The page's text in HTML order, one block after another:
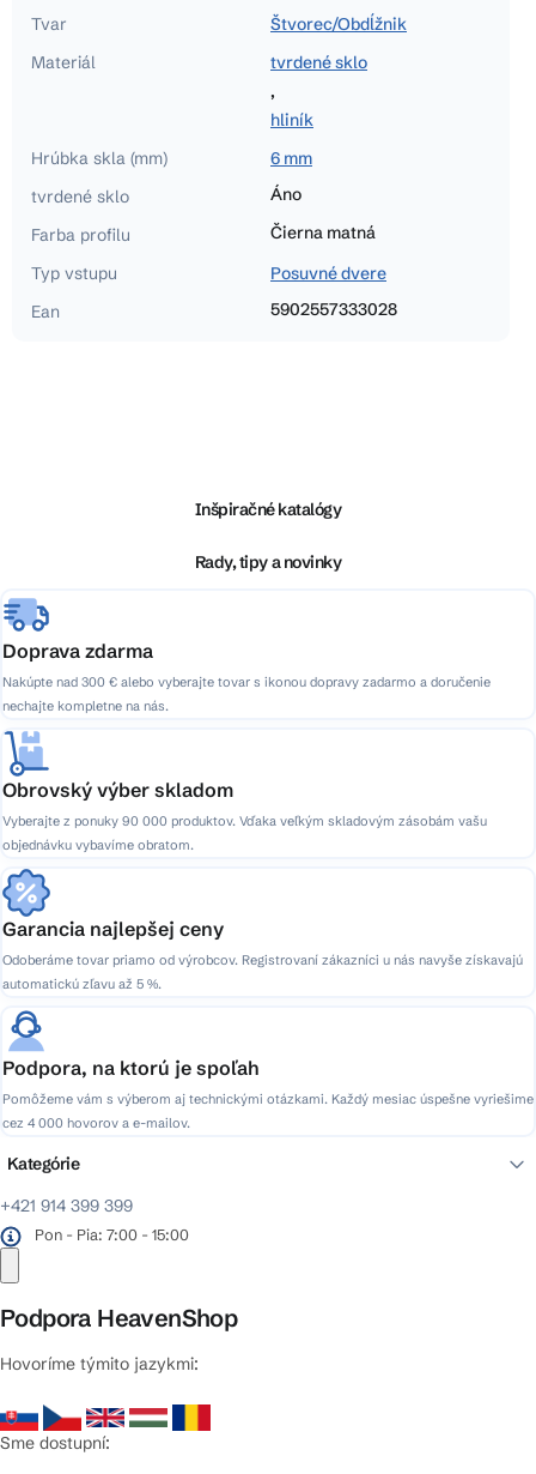
Tvar
Štvorec/Obdĺžnik
Materiál
tvrdené sklo
,
hliník
Hrúbka skla (mm)
6 mm
tvrdené sklo
Áno
Farba profilu
Čierna matná
Typ vstupu
Posuvné dvere
Ean
5902557333028
e
Inšpiračné katalógy
Rady, tipy a novinky
Doprava zdarma
Nakúpte nad 300 € alebo vyberajte tovar s ikonou dopravy zadarmo a doručenie
nechajte kompletne na nás.
Obrovský výber skladom
Vyberajte z ponuky 90 000 produktov. Vďaka veľkým skladovým zásobám vašu
objednávku vybavíme obratom.
Garancia najlepšej ceny
Odoberáme tovar priamo od výrobcov. Registrovaní zákazníci u nás navyše získavajú
automatickú zľavu až 5 %.
Podpora, na ktorú je spoľah
Pomôžeme vám s výberom aj technickými otázkami. Každý mesiac úspešne vyriešime
cez 4 000 hovorov a e-mailov.
+421 914 399 399
Pon - Pia: 7:00 - 15:00
Podpora HeavenShop
Hovoríme týmito jazykmi:
Sme dostupní:
Kategórie